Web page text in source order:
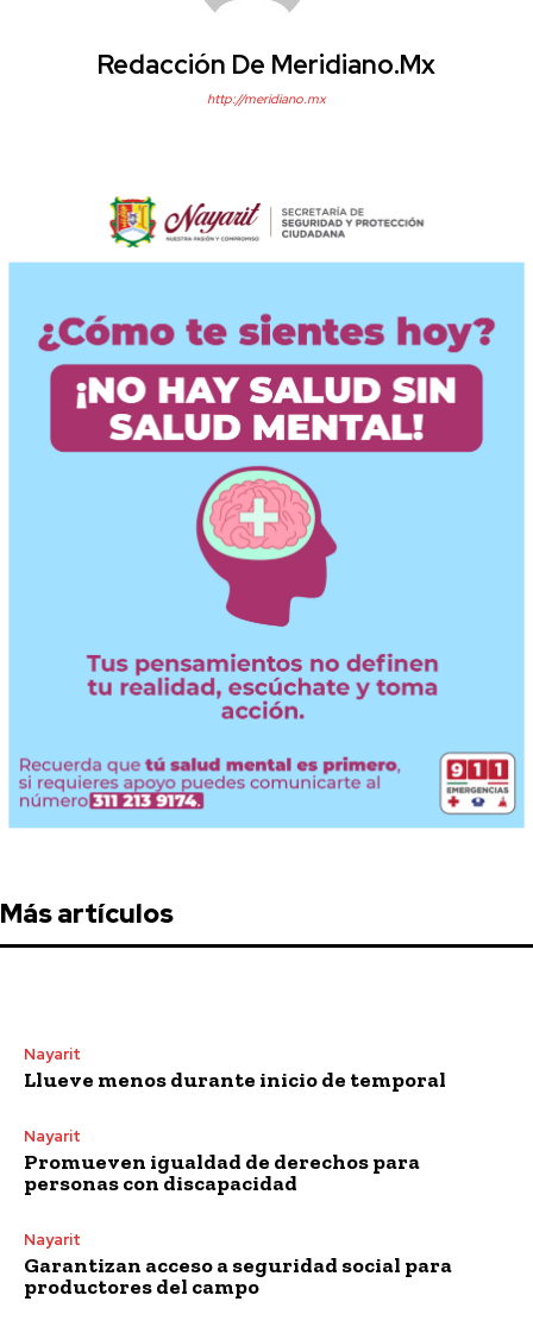
Redacción De Meridiano.mx
http://meridiano.mx
Más artículos
Nayarit
Llueve menos durante inicio de temporal
Nayarit
Promueven igualdad de derechos para
personas con discapacidad
Nayarit
Garantizan acceso a seguridad social para
productores del campo